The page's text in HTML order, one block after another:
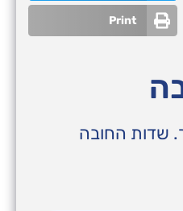
Print
שדות החובה